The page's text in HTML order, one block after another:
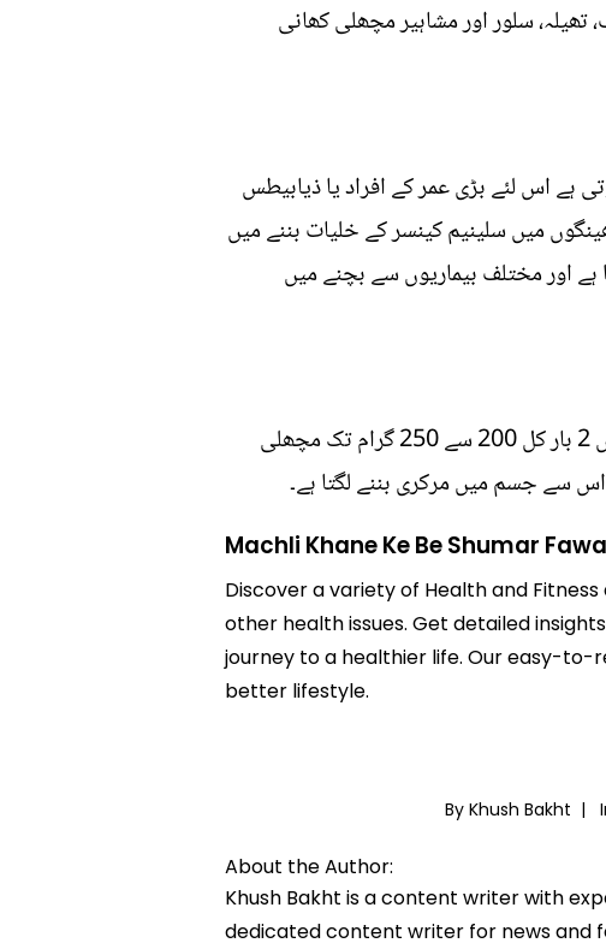
تھیلہ، سلور اور مشاہیر مچھلی کھانی
ہے اس لئے بڑی عمر کے افراد یا ذیابیطس
میں سلینیم کینسر کے خلیات بننے میں
اور مختلف بیماریوں سے بچنے میں
امریکہ کے امراض قلب پر تحقیق کرنے والے ادارے اور ورلڈ ہیلتھ آرگنائزیشن کے مطابق ہفتے میں 2 بار کل 200 سے 250 گرام تک مچھلی
سے جسم میں مرکری بننے لگتا ہے۔
Machli Khane Ke Be Shumar
Discover a variety of Health and
other health issues. Get detailed
journey to a healthier life. Our easy-
better lifestyle.
By Khush Bakht |
About the Author:
Khush Bakht is a content writer with
dedicated content writer for news and